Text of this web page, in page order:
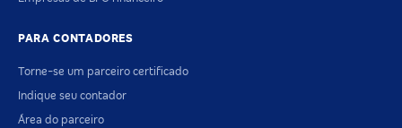
PARA CONTADORES
Torne-se um parceiro certificado
Indique seu contador
Área do parceiro